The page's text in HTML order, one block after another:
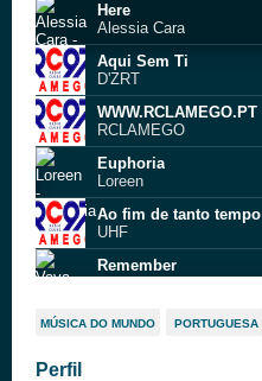
Here
Alessia Cara
Aqui Sem Ti
D'ZRT
WWW.RCLAMEGO.PT
RCLAMEGO
Euphoria
Loreen
Ao fim de tanto tempo
UHF
Remember
Portugal, Portugal
MÚSICA DO MUNDO PORTUGUESA
Perfil